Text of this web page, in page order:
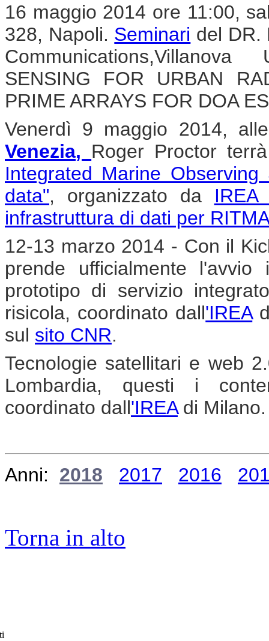
16 maggio 2014 ore 11:00,
328, Napoli. Seminari del DR.
SENSING FOR URBAN
PRIME ARRAYS FOR DOA
Venerdì 9 maggio 2014,
Venezia, Roger Proctor
Integrated Marine
data", organizzato da
infrastruttura di dati per
12-13 marzo 2014 - Con il
prende ufficialmente
prototipo di servizio
risicola, coordinato dall'IREA
sul sito CNR.
Tecnologie satellitari e web
Lombardia, questi i
coordinato dall'IREAdi Milano.
Anni: 2018 2017 2016
Torna in alto